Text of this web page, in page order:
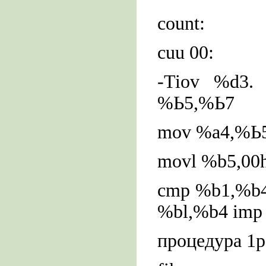
count:
cuu 00:
-Tiov
%Ь5,%Ь7
mov
movl
cmp
%bl,%b4 imp
процедура